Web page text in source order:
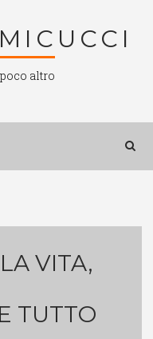
altro
LA VITA,
TUTTO